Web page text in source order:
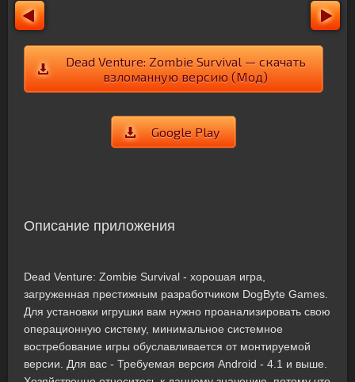
Dead Venture: Zombie Survival — скачать
взломанную версию (Мод)
Google Play
Описание приложения
Dead Venture: Zombie Survival - хорошая игра,
загруженная престижным разработчиком DogByte Games.
Для установки игрушки вам нужно проанализировать свою
операционную систему, минимальное системное
востребование игры обуславливается от монтируемой
версии. Для вас - Требуемая версия Android - 4.1 и выше.